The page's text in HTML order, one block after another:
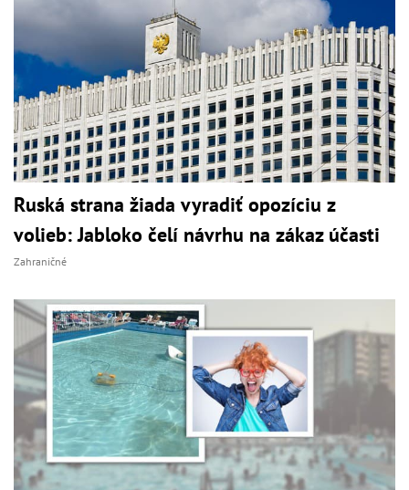
Ruská strana žiada vyradiť opozíciu z
volieb: Jabloko čelí návrhu na zákaz účasti
Zahraničné